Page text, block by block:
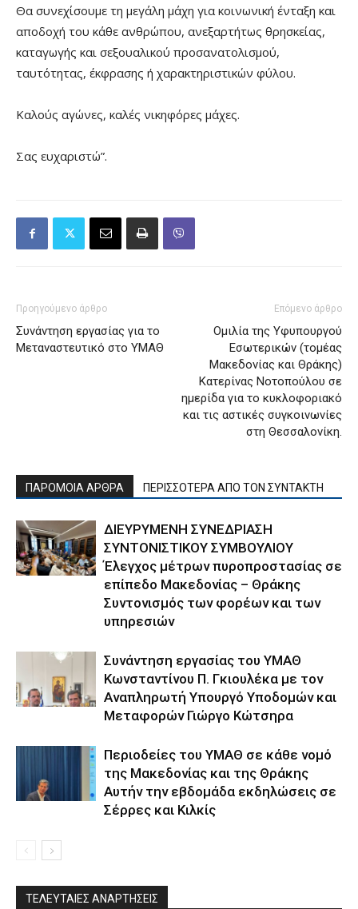
Θα συνεχίσουμε τη μεγάλη μάχη για κοινωνική ένταξη και
αποδοχή του κάθε ανθρώπου, ανεξαρτήτως θρησκείας,
καταγωγής και σεξουαλικού προσανατολισμού,
ταυτότητας, έκφρασης ή χαρακτηριστικών φύλου.
Καλούς αγώνες, καλές νικηφόρες μάχες.
Σας ευχαριστώ”.
Προηγούμενο άρθρο
Συνάντηση εργασίας για το
Μεταναστευτικό στο ΥΜΑΘ
Επόμενο άρθρο
Ομιλία της Υφυπουργού
Εσωτερικών (τομέας
Μακεδονίας και Θράκης)
Κατερίνας Νοτοπούλου σε
ημερίδα για το κυκλοφοριακό
και τις αστικές συγκοινωνίες
στη Θεσσαλονίκη.
ΠΑΡΟΜΟΙΑ ΑΡΘΡΑ ΠΕΡΙΣΣΟΤΕΡΑ ΑΠΟ ΤΟΝ ΣΥΝΤΑΚΤΗ
ΔΙΕΥΡΥΜΕΝΗ ΣΥΝΕΔΡΙΑΣΗ
ΣΥΝΤΟΝΙΣΤΙΚΟΥ ΣΥΜΒΟΥΛΙΟΥ
Έλεγχος μέτρων πυροπροστασίας σε
επίπεδο Μακεδονίας – Θράκης
Συντονισμός των φορέων και των
υπηρεσιών
Συνάντηση εργασίας του ΥΜΑΘ
Κωνσταντίνου Π. Γκιουλέκα με τον
Αναπληρωτή Υπουργό Υποδομών και
Μεταφορών Γιώργο Κώτσηρα
Περιοδείες του ΥΜΑΘ σε κάθε νομό
της Μακεδονίας και της Θράκης
Αυτήν την εβδομάδα εκδηλώσεις σε
Σέρρες και Κιλκίς
ΤΕΛΕΥΤΑΙΕΣ ΑΝΑΡΤΗΣΕΙΣ